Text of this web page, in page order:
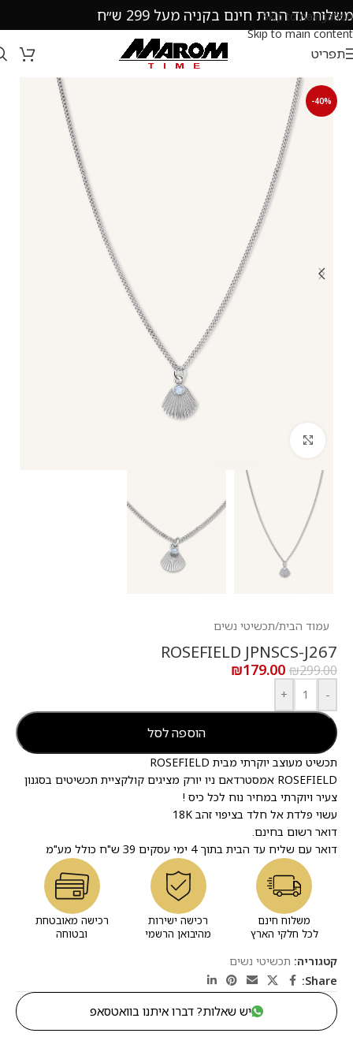
Skip to navigation
Skip to main content
משלוח עד הבית חינם בקניה מעל 299 ש״ח
תפריט
עמוד הבית/תכשיטי נשים
ROSEFIELD JPNSCS-J267
₪299.00
₪179.00
-
+
הוספה לסל
תכשיט מעוצב יוקרתי מבית ROSEFIELD
ROSEFIELD אמסטרדאם ניו יורק מציגים קולקציית תכשיטים בסגנון
צעיר ויוקרתי במחיר נוח לכל כיס !
עשוי פלדת אל חלד בציפוי זהב 18K
דואר רשום בחינם.
דואר עם שליח עד הבית בתוך 4 ימי עסקים 39 ש"ח כולל מע"מ
משלוח חינם
לכל חלקי הארץ
רכישה ישירות
מהיבואן הרשמי
רכישה מאובטחת
ובטוחה
קטגוריה: תכשיטי נשים
Share:
יש שאלות? דברו איתנו בוואטסאפ
-40%